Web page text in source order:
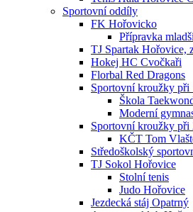
Sportovní oddíly
FK Hořovicko
Přípravka
TJ Spartak Hořovice,
Hokej HC Cvočkaři
Florbal Red Dragons
Sportovní kroužky
Škola
Moderní
Sportovní kroužky
KČT Tom
Středoškolský
TJ Sokol Hořovice
Stolní tenis
Judo Hořovice
Jezdecká stáj Opatrný